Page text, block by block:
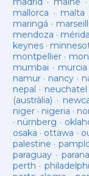
mallorca · malta
maringá ·
mendoza · mérida
keynes·
montpellier·
mumbai · murcia
namur· nancy ·
nepal · neuchatel
(austràlia) ·
niger· nigeria ·
· nürnberg ·
osaka · ottawa ·
palestine ·
paraguay· parana
perth ·